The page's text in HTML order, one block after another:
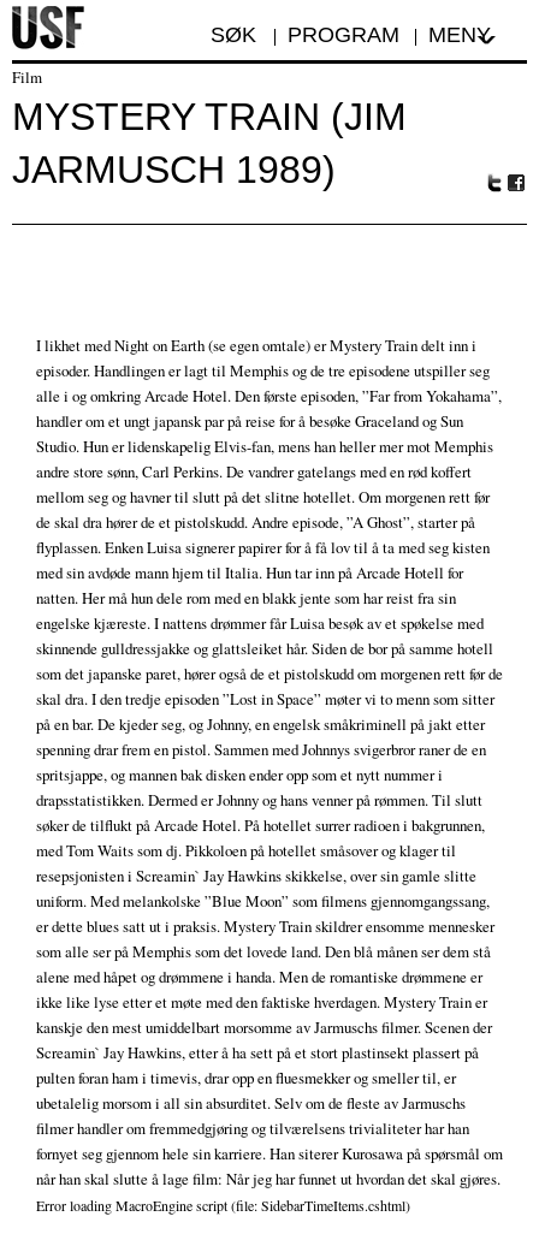
SØK PROGRAM MENY
Film
MYSTERY TRAIN (JIM
JARMUSCH 1989)
I likhet med Night on Earth (se egen omtale) er Mystery Train delt inn i
episoder. Handlingen er lagt til Memphis og de tre episodene utspiller seg
alle i og omkring Arcade Hotel. Den første episoden, ”Far from Yokahama”,
handler om et ungt japansk par på reise for å besøke Graceland og Sun
Studio. Hun er lidenskapelig Elvis-fan, mens han heller mer mot Memphis
andre store sønn, Carl Perkins. De vandrer gatelangs med en rød koffert
mellom seg og havner til slutt på det slitne hotellet. Om morgenen rett før
de skal dra hører de et pistolskudd. Andre episode, ”A Ghost”, starter på
flyplassen. Enken Luisa signerer papirer for å få lov til å ta med seg kisten
med sin avdøde mann hjem til Italia. Hun tar inn på Arcade Hotell for
natten. Her må hun dele rom med en blakk jente som har reist fra sin
engelske kjæreste. I nattens drømmer får Luisa besøk av et spøkelse med
skinnende gulldressjakke og glattsleiket hår. Siden de bor på samme hotell
som det japanske paret, hører også de et pistolskudd om morgenen rett før de
skal dra. I den tredje episoden ”Lost in Space” møter vi to menn som sitter
på en bar. De kjeder seg, og Johnny, en engelsk småkriminell på jakt etter
spenning drar frem en pistol. Sammen med Johnnys svigerbror raner de en
spritsjappe, og mannen bak disken ender opp som et nytt nummer i
drapsstatistikken. Dermed er Johnny og hans venner på rømmen. Til slutt
søker de tilflukt på Arcade Hotel. På hotellet surrer radioen i bakgrunnen,
med Tom Waits som dj. Pikkoloen på hotellet småsover og klager til
resepsjonisten i Screamin` Jay Hawkins skikkelse, over sin gamle slitte
uniform. Med melankolske ”Blue Moon” som filmens gjennomgangssang,
er dette blues satt ut i praksis. Mystery Train skildrer ensomme mennesker
som alle ser på Memphis som det lovede land. Den blå månen ser dem stå
alene med håpet og drømmene i handa. Men de romantiske drømmene er
ikke like lyse etter et møte med den faktiske hverdagen. Mystery Train er
kanskje den mest umiddelbart morsomme av Jarmuschs filmer. Scenen der
Screamin` Jay Hawkins, etter å ha sett på et stort plastinsekt plassert på
pulten foran ham i timevis, drar opp en fluesmekker og smeller til, er
ubetalelig morsom i all sin absurditet. Selv om de fleste av Jarmuschs
filmer handler om fremmedgjøring og tilværelsens trivialiteter har han
fornyet seg gjennom hele sin karriere. Han siterer Kurosawa på spørsmål om
når han skal slutte å lage film: Når jeg har funnet ut hvordan det skal gjøres.
Error loading MacroEngine script (file: SidebarTimeItems.cshtml)